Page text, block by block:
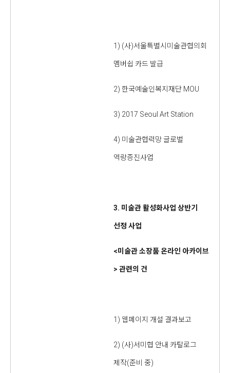
1) (사)서울특별시미술관협의회
멤버쉽 카드 발급
2) 한국예술인복지재단 MOU
3) 2017 Seoul Art Station
4) 미술관협력망 글로벌
역량증진사업
3. 미술관 활성화사업 상반기
선정 사업
<미술관 소장품 온라인 아카이브
> 관련의 건
1) 웹페이지 개설 결과보고
2) (사)서미협 안내 카탈로그
제작(준비 중)